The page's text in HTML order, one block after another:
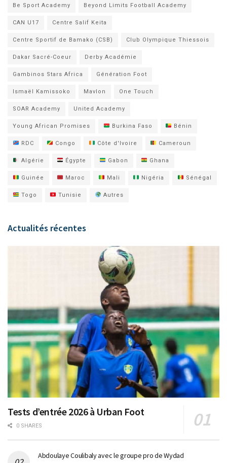
Be Sport Academy Beyond Limits Football Academy
CAN U17 Centre Salif Keita
Centre Sportif de Bamako (CSB) Club Olympique Thiessois
Dakar Sacré-Coeur Derby Académie
Gambinos Stars Africa Génération Foot
Ismaël Kamissoko Mavlon One Touch
SOAR Academy United Academy
Young African Promises Burkina Faso Bénin
RDC Congo Côte d'Ivoire Cameroun
Algérie Égypte Gabon Ghana
Guinée Maroc Mali Nigéria Sénégal
Togo Tunisie Autres
Actualités récentes
Tests d’entrée 2026 à Urban Foot
0 SHARES
Abdoulaye Coulibaly avec le groupe pro de Wydad